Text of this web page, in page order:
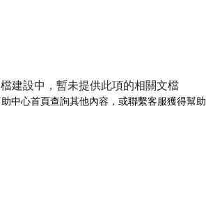
建設中，暫未提供此項的相關文檔
中心首頁查詢其他內容，或聯繫客服獲得幫助